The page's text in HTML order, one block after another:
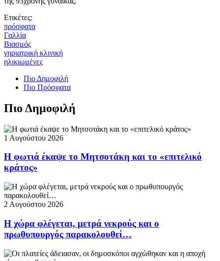
Ετικέτες:
πρόσφατα
Γαλλία
Βιασμός
γηριατρική κλινική
ηλικιωμένες
Πιο Δημοφιλή
Πιο Πρόσφατα
Πιο Δημοφιλή
1 Αυγούστου 2026
Η φωτιά έκαψε το Μητσοτάκη και το «επιτελικό
κράτος»
2 Αυγούστου 2026
Η χώρα φλέγεται, μετρά νεκρούς και ο
πρωθυπουργός παρακολουθεί…